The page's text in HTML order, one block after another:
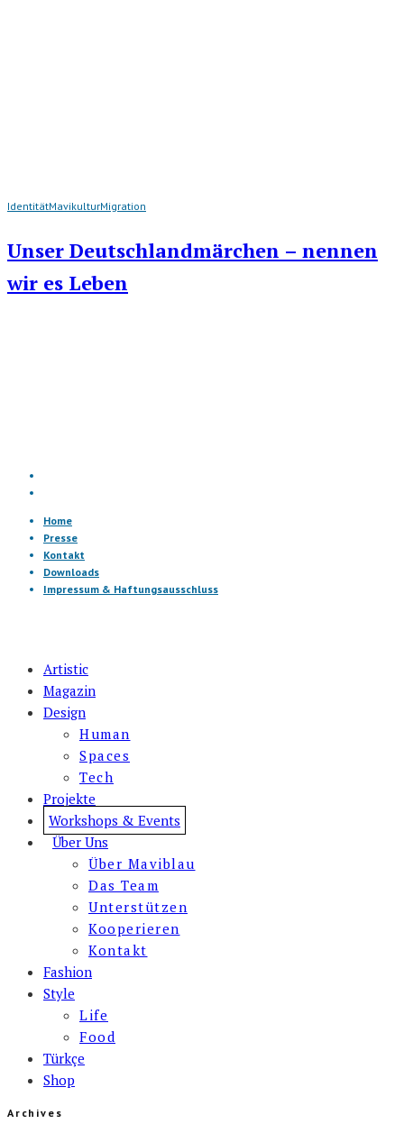
IdentitätMavikulturMigration
Unser Deutschlandmärchen – nennen
wir es Leben
Home
Presse
Kontakt
Downloads
Impressum & Haftungsausschluss
Artistic
Magazin
Design
Human
Spaces
Tech
Projekte
Workshops & Events
Über Uns
Über Maviblau
Das Team
Unterstützen
Kooperieren
Kontakt
Fashion
Style
Life
Food
Türkçe
Shop
Archives